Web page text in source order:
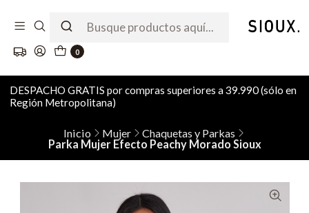
0
DESPACHO GRATIS por compras superiores a 39.990 (sólo en
Región Metropolitana)
Inicio Mujer
Chaquetas y Parkas
Parka Mujer Efecto Peachy Morado Sioux